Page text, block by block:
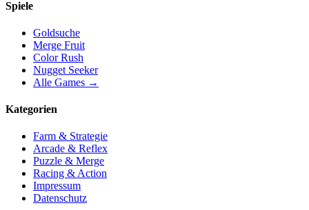
Spiele
Goldsuche
Merge Fruit
Color Rush
Nugget Seeker
Alle Games →
Kategorien
Farm & Strategie
Arcade & Reflex
Puzzle & Merge
Racing & Action
Impressum
Datenschutz